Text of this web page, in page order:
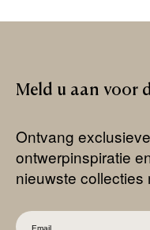
Meld u aan voor
Ontvang
ontwerpinspiratie
nieuwste